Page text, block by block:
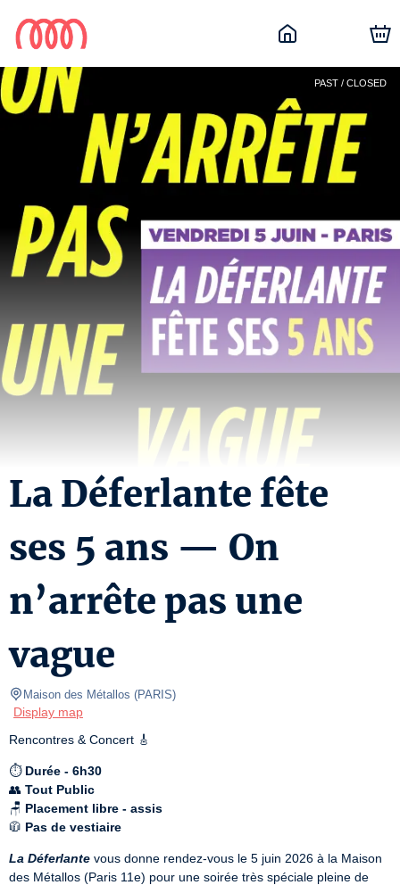
PAST / CLOSED
La Déferlante fête
ses 5 ans — On
n’arrête pas une
vague
Maison des Métallos (PARIS)
Display map
Rencontres & Concert 🎸
⏱️ Durée - 6h30
👥 Tout Public
🪑 Placement libre - assis
🧥 Pas de vestiaire
La Déferlante vous donne rendez-vous le 5 juin 2026 à la Maison
des Métallos (Paris 11e) pour une soirée très spéciale pleine de